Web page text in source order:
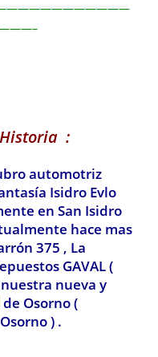
:
automotriz
Isidro Evlo
en San Isidro
hace mas
375 , La
GAVAL (
nueva y
Osorno (
) .